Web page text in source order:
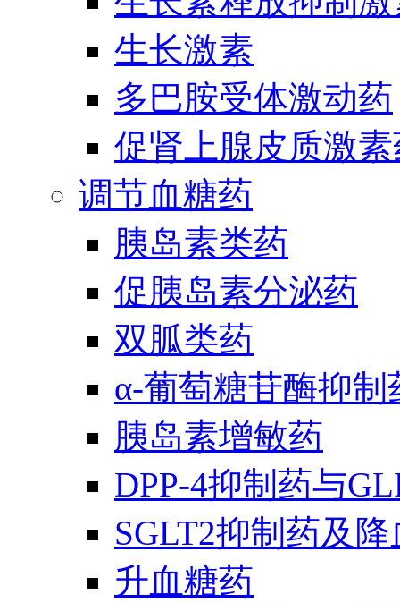
生长激素
多巴胺受体激动药
促肾上腺皮质激
调节血糖药
胰岛素类药
促胰岛素分泌药
双胍类药
α-葡萄糖苷酶抑制
胰岛素增敏药
DPP-4抑制药与
SGLT2抑制药及
升血糖药